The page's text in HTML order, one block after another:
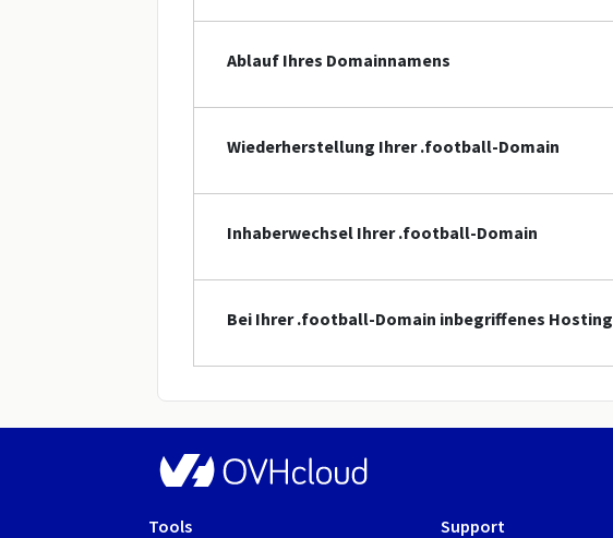
Ablauf Ihres Domainnamens
Wiederherstellung Ihrer .football-Domain
Inhaberwechsel Ihrer .football-Domain
Bei Ihrer .football-Domain inbegriffenes Hosting
Tools
Support